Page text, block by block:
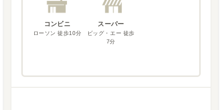
コンビニ
ローソン 徒歩10分
スーパー
ビッグ・エー 徒歩
7分